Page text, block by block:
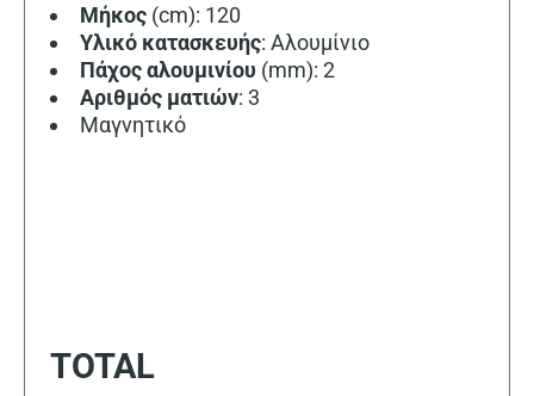
Μήκος (cm): 120
Υλικό κατασκευής: Αλουμίνιο
Πάχοςαλουμινίου (mm): 2
Αριθμός ματιών: 3
Μαγνητικό
TOTAL